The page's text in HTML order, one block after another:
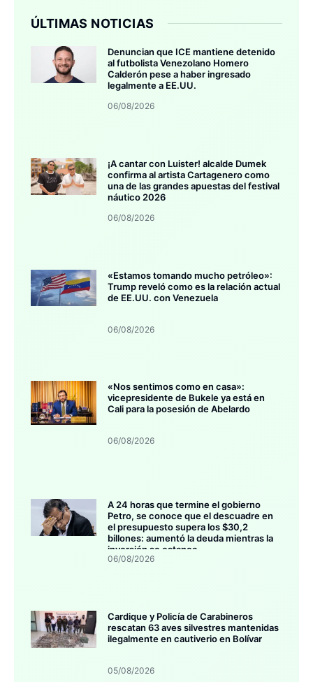
ÚLTIMAS NOTICIAS
Denuncian que ICE mantiene detenido
al futbolista Venezolano Homero
Calderón pese a haber ingresado
legalmente a EE.UU.
06/08/2026
¡A cantar con Luister! alcalde Dumek
confirma al artista Cartagenero como
una de las grandes apuestas del festival
náutico 2026
06/08/2026
«Estamos tomando mucho petróleo»:
Trump reveló como es la relación actual
de EE.UU. con Venezuela
06/08/2026
«Nos sentimos como en casa»:
vicepresidente de Bukele ya está en
Cali para la posesión de Abelardo
06/08/2026
A 24 horas que termine el gobierno
Petro, se conoce que el descuadre en
el presupuesto supera los $30,2
billones: aumentó la deuda mientras la
inversión se estanca
06/08/2026
Cardique y Policía de Carabineros
rescatan 63 aves silvestres mantenidas
ilegalmente en cautiverio en Bolívar
05/08/2026